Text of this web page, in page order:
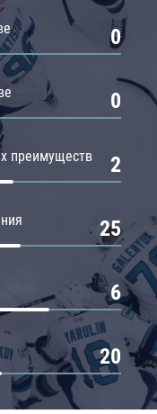
0
0
преимуществ 2
25
6
20